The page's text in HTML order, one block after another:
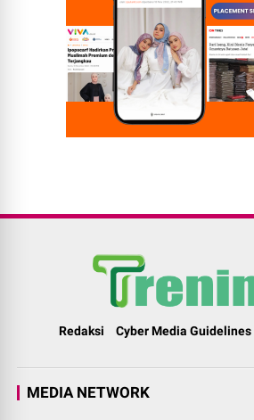
Redaksi Cyber Media Guidelines
MEDIA NETWORK